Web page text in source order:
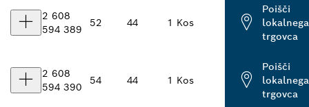
2 608
594 389
52 44 1 Kos
Poišči
lokalnega
trgovca
2 608
594 390
54 44 1 Kos
Poišči
lokalnega
trgovca